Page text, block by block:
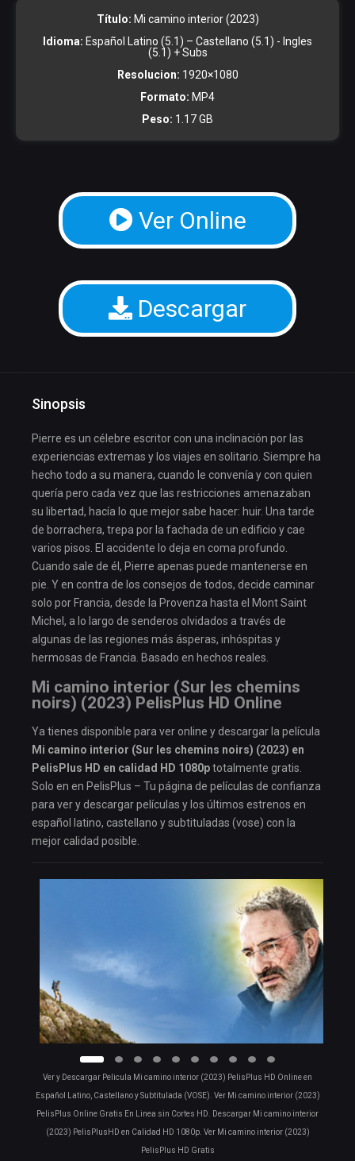
Título: Mi camino interior (2023)
Idioma: Español Latino (5.1) – Castellano (5.1) - Ingles
(5.1) + Subs
Resolucion: 1920×1080
Formato: MP4
Peso: 1.17 GB
Ver Online
Descargar
Sinopsis
Pierre es un célebre escritor con una inclinación por las
experiencias extremas y los viajes en solitario. Siempre ha
hecho todo a su manera, cuando le convenía y con quien
quería pero cada vez que las restricciones amenazaban
su libertad, hacía lo que mejor sabe hacer: huir. Una tarde
de borrachera, trepa por la fachada de un edificio y cae
varios pisos. El accidente lo deja en coma profundo.
Cuando sale de él, Pierre apenas puede mantenerse en
pie. Y en contra de los consejos de todos, decide caminar
solo por Francia, desde la Provenza hasta el Mont Saint
Michel, a lo largo de senderos olvidados a través de
algunas de las regiones más ásperas, inhóspitas y
hermosas de Francia. Basado en hechos reales.
Mi camino interior (Sur les chemins
noirs) (2023) PelisPlus HD Online
Ya tienes disponible para ver online y descargar la película
Mi camino interior (Sur les chemins noirs) (2023) en
PelisPlus HD en calidad HD 1080ptotalmente gratis.
Solo en en PelisPlus – Tu página de películas de confianza
para ver y descargar películas y los últimos estrenos en
español latino, castellano y subtituladas (vose) con la
mejor calidad posible.
Ver y Descargar Pelicula Mi camino interior (2023) PelisPlus HD Online en
Español Latino, Castellano y Subtitulada (VOSE). Ver Mi camino interior (2023)
PelisPlus Online Gratis En Linea sin Cortes HD. Descargar Mi camino interior
(2023) PelisPlusHD en Calidad HD 1080p. Ver Mi camino interior (2023)
PelisPlus HD Gratis